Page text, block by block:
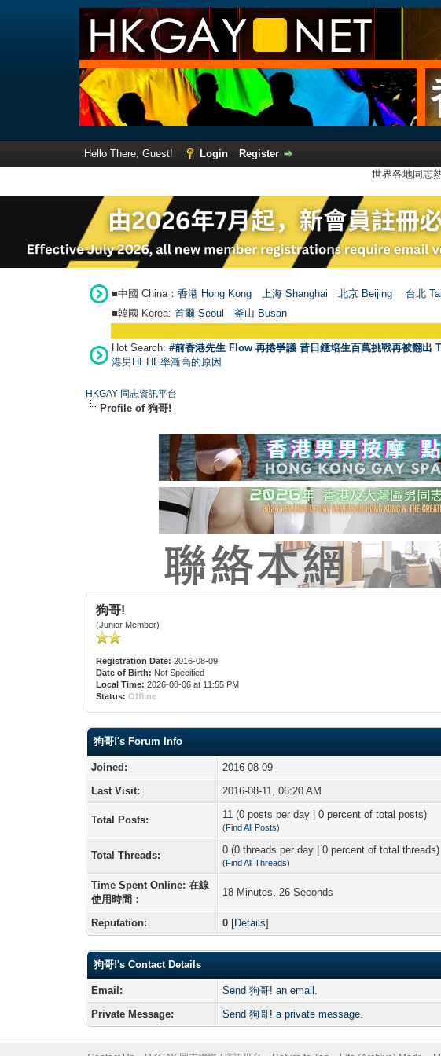
Hello There, Guest! Login
Register
世界各地同志
■中國 China： 香港 Hong Kong 上海 Shanghai 北京 Beijing 台北
■韓國 Korea: 首爾 Seou 釜山 Busan
Hot Search: #前香港先生 Flow 再捲爭議 昔日鍾培生百萬挑戰再被翻出
港男HEHE率漸高的原因
HKGAY 同志資訊平台
Profile of 狗哥!
狗哥!
(Junior Member)
Registration Date: 2016-08-09
Date of Birth: Not Specified
Local Time: 2026-08-06 at 11:55 PM
Status: Offline
狗哥!'s Forum Info
Joined:
2016-08-09
Last Visit:
2016-08-11, 06:20 AM
Total Posts: 11 (0 posts per day | 0 percent of total posts)
(Find All Posts)
Total Threads: 0 (0 threads per day | 0 percent of total threads)
(Find All Threads)
Time Spent Online: 在線
使用時間：
18 Minutes, 26 Seconds
Reputation: 0 [Details]
狗哥!'s Contact Details
Email:
Send 狗哥! an email.
Private Message:
Send 狗哥! a private message.